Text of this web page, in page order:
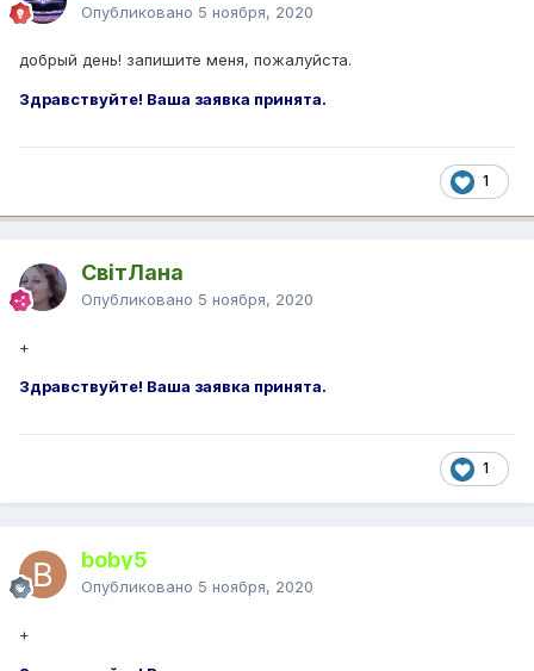
Опубликовано 5 ноября, 2020
добрый день! запишите меня, пожалуйста.
Здравствуйте! Ваша заявка принята.
1
СвітЛана
Опубликовано 5 ноября, 2020
+
Здравствуйте! Ваша заявка принята.
1
boby5
Опубликовано 5 ноября, 2020
+